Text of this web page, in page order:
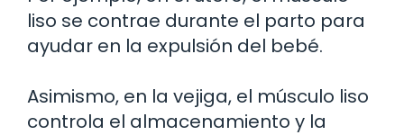
liso se contrae durante el parto para
ayudar en la expulsión del bebé.
Asimismo, en la vejiga, el músculo liso
controla el almacenamiento y la